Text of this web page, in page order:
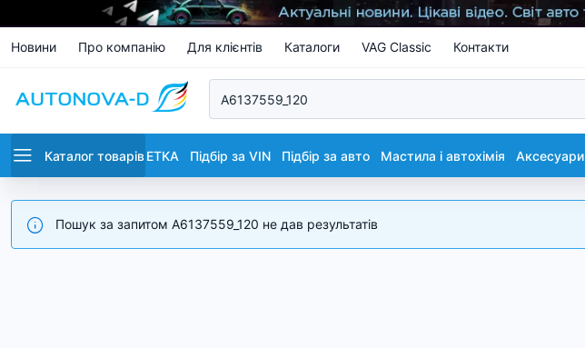
Новини Про компанію Для клієнтів Каталоги VAG Classic Контакти
Каталог товарівETKA Підбір за VIN Підбір за авто Мастила і автохімія Аксесуари
Пошук за запитом A6137559_120 не дав результатів